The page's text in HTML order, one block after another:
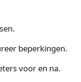
beperkingen.
voor en na.